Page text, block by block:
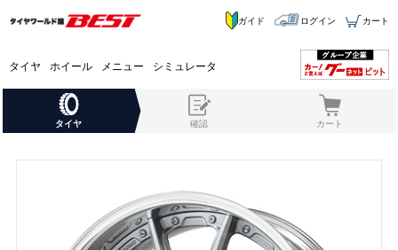
タイヤ ホイール メニュー シミュレータ
ガイド ログイン カート
タイヤ 確認 カート